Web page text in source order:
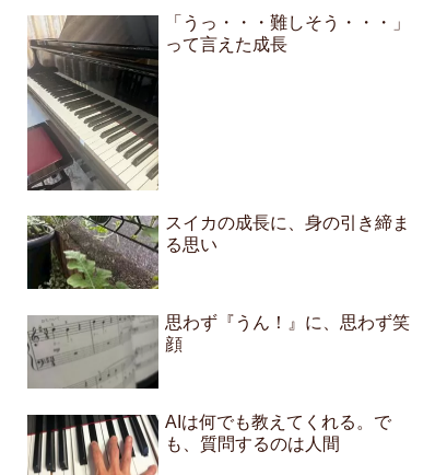
「うっ・・・難しそう・・・」
って言えた成長
スイカの成長に、身の引き締ま
る思い
思わず『うん！』に、思わず笑
顔
AIは何でも教えてくれる。で
も、質問するのは人間